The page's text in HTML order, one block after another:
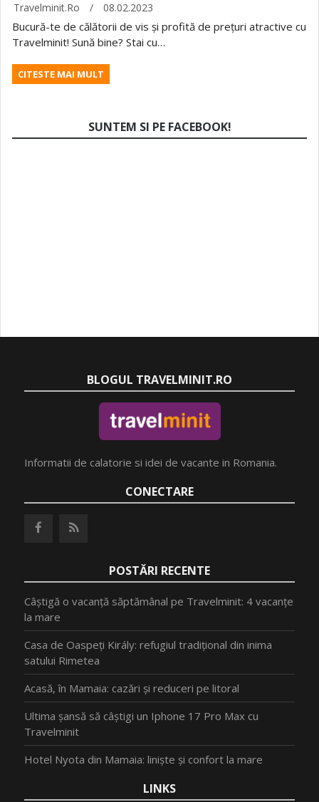
Travelminit.ro / 08.02.2023
Bucură-te de călătorii de vis și profită de prețuri atractive cu
Travelminit! Sună bine? Stai cu…
CITESTE MAI MULT
SUNTEM SI PE FACEBOOK!
BLOGUL TRAVELMINIT.RO
Informatii de calatorie si idei de vacante in Romania.
CONECTARE
POSTĂRI RECENTE
Câștigă o vacanță săptămânal pe Travelminit: 4 vacanțe
la mare
Casa de Oaspeți Király: refugiul tradițional din inima
satului Rimetea
Acasă, în Mamaia: cazări și reduceri pe litoral
Ultima șansă să câștigi un Iphone 17 Pro Max cu
Travelminit
Hotel Nyota din Mamaia: liniște și confort la mare
LINKS